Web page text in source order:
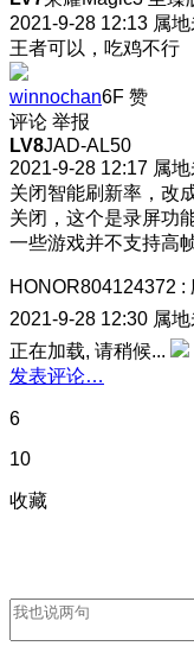
2021-9-28 12:13 属
王者可以，吃鸡不行
winnochan6F 赞
评论 举报
LV8JAD-AL50
2021-9-28 12:17 属
关闭智能刷新率，改
关闭，这个是录屏功
一些游戏并不支持高
HONOR804124372 :
2021-9-28 12:30 属
正在加载, 请稍候...
发表评论…
6
10
收藏